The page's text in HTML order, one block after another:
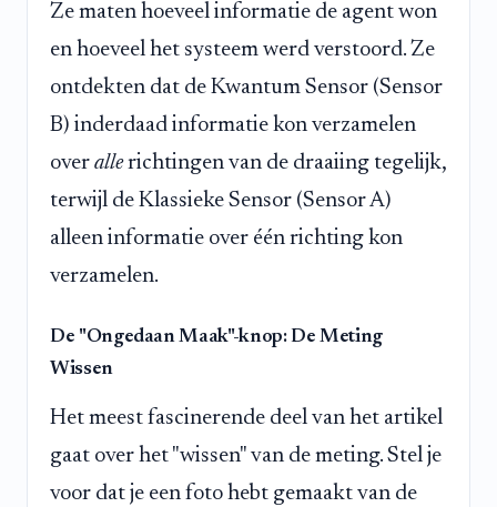
Ze maten hoeveel informatie de agent won
en hoeveel het systeem werd verstoord. Ze
ontdekten dat de Kwantum Sensor (Sensor
B) inderdaad informatie kon verzamelen
over allerichtingen van de draaiing tegelijk,
terwijl de Klassieke Sensor (Sensor A)
alleen informatie over één richting kon
verzamelen.
De "Ongedaan Maak"-knop: De Meting
Wissen
Het meest fascinerende deel van het artikel
gaat over het "wissen" van de meting. Stel je
voor dat je een foto hebt gemaakt van de